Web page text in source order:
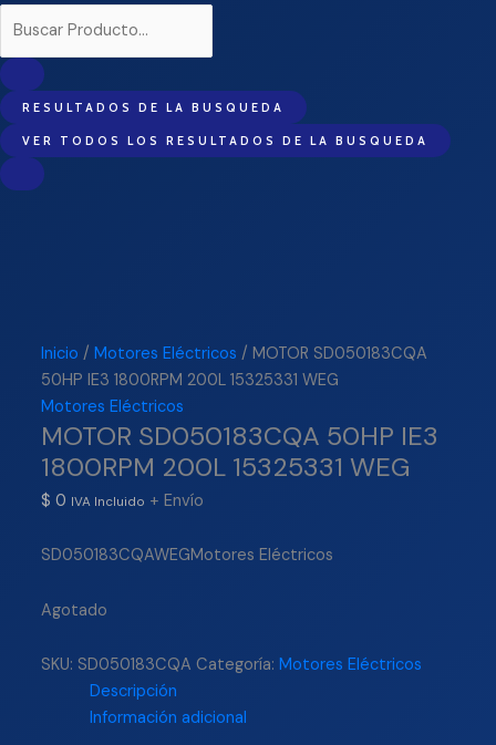
RESULTADOS DE LA BUSQUEDA
VER TODOS LOS RESULTADOS DE LA BUSQUEDA
Inicio /Motores Eléctricos / MOTOR SD050183CQA
50HP IE3 1800RPM 200L 15325331 WEG
Motores Eléctricos
MOTOR SD050183CQA 50HP IE3
1800RPM 200L 15325331 WEG
$ 0 IVA Incluido + Envío
SD050183CQAWEGMotores Eléctricos
Agotado
SKU: SD050183CQA Categoría:Motores Eléctricos
Descripción
Información adicional